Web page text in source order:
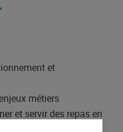
et
métiers
et servir des repas en